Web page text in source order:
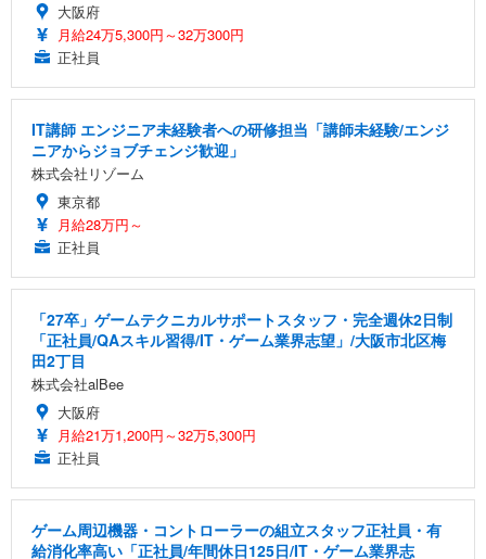
大阪府
月給24万5,300円～32万300円
正社員
IT講師 エンジニア未経験者への研修担当「講師未経験/エンジ
ニアからジョブチェンジ歓迎」
株式会社リゾーム
東京都
月給28万円～
正社員
「27卒」ゲームテクニカルサポートスタッフ・完全週休2日制
「正社員/QAスキル習得/IT・ゲーム業界志望」/大阪市北区梅
田2丁目
株式会社alBee
大阪府
月給21万1,200円～32万5,300円
正社員
ゲーム周辺機器・コントローラーの組立スタッフ正社員・有
給消化率高い「正社員/年間休日125日/IT・ゲーム業界志